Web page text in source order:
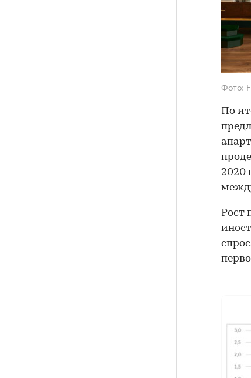
Фото:
По
2020
Рост